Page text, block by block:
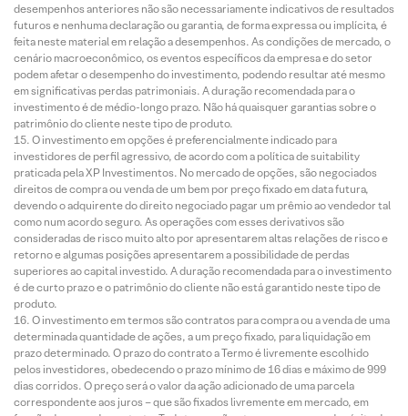
desempenhos anteriores não são necessariamente indicativos de resultados
futuros e nenhuma declaração ou garantia, de forma expressa ou implícita, é
feita neste material em relação a desempenhos. As condições de mercado, o
cenário macroeconômico, os eventos específicos da empresa e do setor
podem afetar o desempenho do investimento, podendo resultar até mesmo
em significativas perdas patrimoniais. A duração recomendada para o
investimento é de médio-longo prazo. Não há quaisquer garantias sobre o
patrimônio do cliente neste tipo de produto.
O investimento em opções é preferencialmente indicado para
investidores de perfil agressivo, de acordo com a política de suitability
praticada pela XP Investimentos. No mercado de opções, são negociados
direitos de compra ou venda de um bem por preço fixado em data futura,
devendo o adquirente do direito negociado pagar um prêmio ao vendedor tal
como num acordo seguro. As operações com esses derivativos são
consideradas de risco muito alto por apresentarem altas relações de risco e
retorno e algumas posições apresentarem a possibilidade de perdas
superiores ao capital investido. A duração recomendada para o investimento
é de curto prazo e o patrimônio do cliente não está garantido neste tipo de
produto.
O investimento em termos são contratos para compra ou a venda de uma
determinada quantidade de ações, a um preço fixado, para liquidação em
prazo determinado. O prazo do contrato a Termo é livremente escolhido
pelos investidores, obedecendo o prazo mínimo de 16 dias e máximo de 999
dias corridos. O preço será o valor da ação adicionado de uma parcela
correspondente aos juros – que são fixados livremente em mercado, em